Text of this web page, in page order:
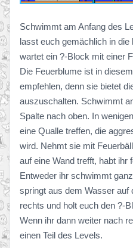
Schwimmt am Anfang des
lasst euch gemächlich in
wartet ein ?-Block mit einer
Die Feuerblume ist in
empfehlen, denn sie bietet
auszuschalten. Schwimmt
Spalte nach oben. In
eine Qualle treffen, die
wird. Nehmt sie mit
auf eine Wand trefft, habt ihr
Entweder ihr schwimmt
springt aus dem Wasser auf
rechts und holt euch den ?-
Wenn ihr dann weiter nach
einen Teil des Levels.